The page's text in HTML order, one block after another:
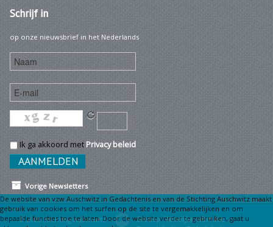
Schrijfin
op onze nieuwsbrief in het Nederlands
Ik ga akkoord met Privacy beleid
Vorige Newsletters
Sitemap Wettelijke informatie •
© 2026 Stichting Auschwitz
De website van vzw Auschwitz in Gedachtenis en van de Stichting Auschwitz maakt
gebruik van cookies om het surfen op de site te vergemakkelijken en om
bepaalde functies toe te laten. Door de website verder te gebruiken, gaat u